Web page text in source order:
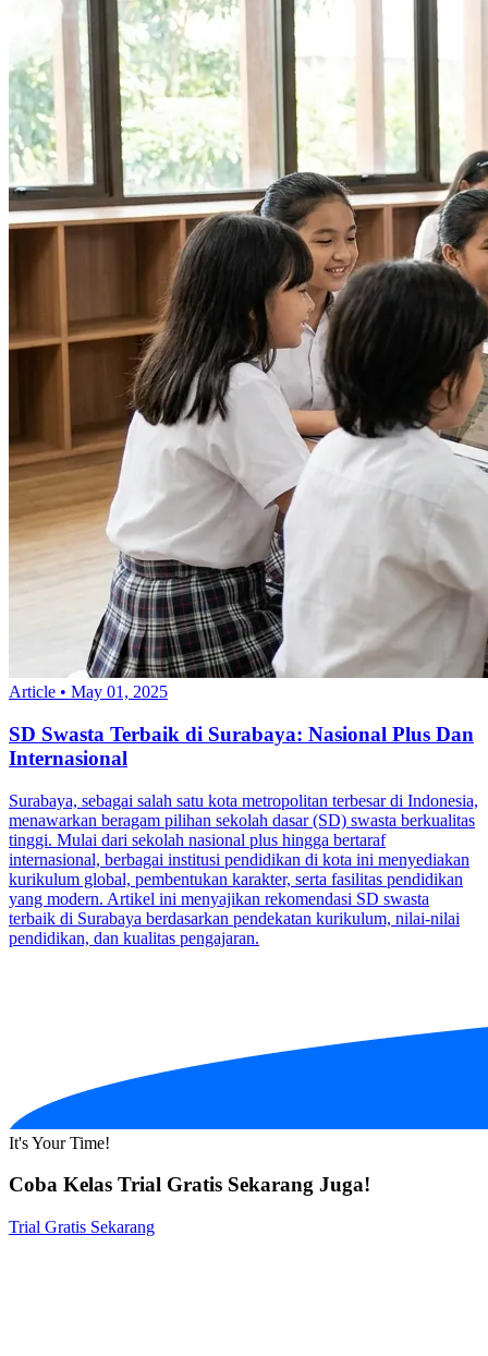
Article • May 01, 2025
SD Swasta Terbaik di Surabaya: Nasional Plus Dan
Internasional
Surabaya, sebagai salah satu kota metropolitan terbesar di Indonesia,
menawarkan beragam pilihan sekolah dasar (SD) swasta berkualitas
tinggi. Mulai dari sekolah nasional plus hingga bertaraf
internasional, berbagai institusi pendidikan di kota ini menyediakan
kurikulum global, pembentukan karakter, serta fasilitas pendidikan
yang modern. Artikel ini menyajikan rekomendasi SD swasta
terbaik di Surabaya berdasarkan pendekatan kurikulum, nilai-nilai
pendidikan, dan kualitas pengajaran.
It's Your Time!
Coba Kelas Trial Gratis Sekarang Juga!
Trial Gratis Sekarang